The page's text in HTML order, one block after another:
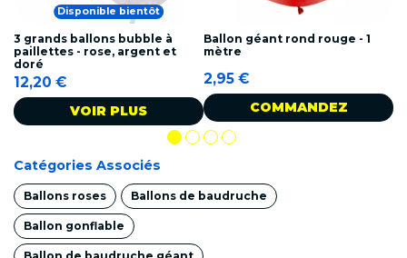
Disponible bientôt
3 grands ballons bubble à
paillettes - rose, argent et
doré
12,20 €
VOIR PLUS
Ballon géant rond rouge - 1
mètre
2,95 €
COMMANDEZ
Catégories Associés
Ballons roses Ballons de baudruche
Ballon gonflable